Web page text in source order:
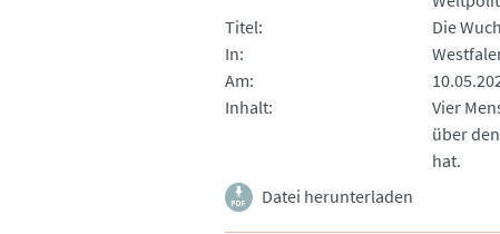
Titel
Die
In
Am
Inhalt
Vier
über
hat.
Datei herunterladen